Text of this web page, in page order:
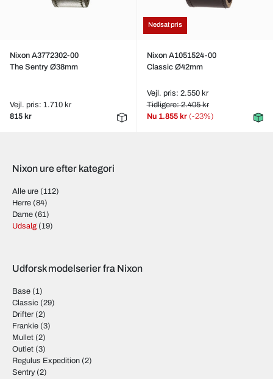
Nixon A3772302-00
The Sentry Ø38mm
Vejl. pris: 1.710 kr
815 kr
Nedsat pris
Nixon A1051524-00
Classic Ø42mm
Vejl. pris: 2.550 kr
Tidligere: 2.405 kr
Nu 1.855 kr (-23%)
Nixon ure efter kategori
Alle ure (112)
Herre (84)
Dame (61)
Udsalg (19)
Udforsk modelserier fra Nixon
Base (1)
Classic (29)
Drifter (2)
Frankie (3)
Mullet (2)
Outlet (3)
Regulus Expedition (2)
Sentry(2)